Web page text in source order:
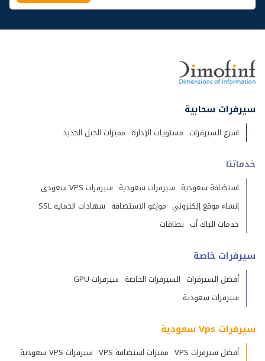
سيرفرات سحابية
اسرع السيرفرات مستويات الإدارة مميزات الجيل الجديد
خدماتنا
استضافة سعودية سيرفرات سعودية سيرفرات VPS سعودى
إنشاء موقع إلكتروني موزعو الاستضافة شهادات الحماية SSL
خدمات الباك أب نطاقات
سيرفرات خاصة
أفضل السيرفرات السيرفرات الخاصة سيرفرات GPU
سيرفرات سعودية
سيرفرات Vps سعودية
أفضل سيرفرات VPS مميزات استضافة VPS سيرفرات VPS سعودية